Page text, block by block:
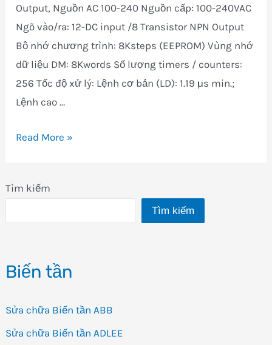
Tìm kiếm
Tìm kiếm
Biến tần
Sửa chữa Biến tần ABB
Sửa chữa Biến tần ADLEE
Output, Nguồn AC 100-240 Nguồn cấp: 100-240VAC
Ngõ vào/ra: 12-DC input /8 Transistor NPN Output
Bộ nhớ chương trình: 8Ksteps (EEPROM) Vùng nhớ
dữ liệu DM: 8Kwords Số lượng timers / counters:
256 Tốc độ xử l‎ý: Lệnh cơ bản (LD): 1.19 µs min.;
Lệnh cao …
CP1E-
Read More »